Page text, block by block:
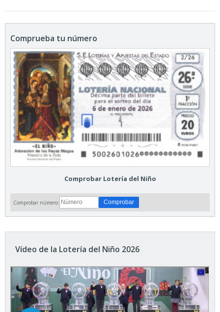
Comprueba tu número
Comprobar Lotería del Niño
Comprobar número:
Vídeo de la Lotería del Niño 2026